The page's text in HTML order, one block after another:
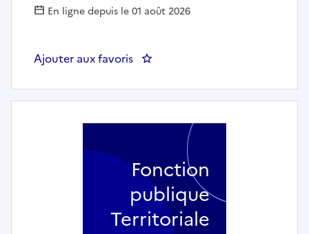
En ligne depuis le 01 août 2026
Ajouter aux favoris : Animateur-trice de loisirs en
Fonction
publique
Territoriale